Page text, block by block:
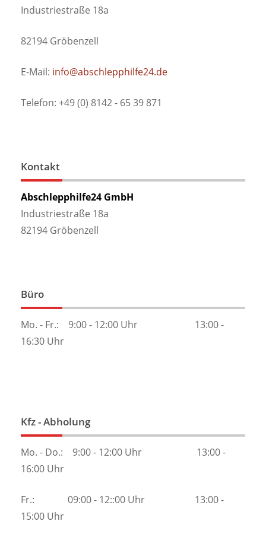
Industriestraße 18a
82194 Gröbenzell
E-Mail: info@abschlepphilfe24.de
Telefon: +49 (0) 8142 - 65 39 871
Kontakt
Abschlepphilfe24 GmbH
Industriestraße 18a
82194 Gröbenzell
Büro
Mo. - Fr.: 9:00 - 12:00 Uhr 13:00 -
16:30 Uhr
Kfz - Abholung
Mo. - Do.: 9:00 - 12:00 Uhr 13:00 -
16:00 Uhr
Fr.: 09:00 - 12::00 Uhr 13:00 -
15:00 Uhr